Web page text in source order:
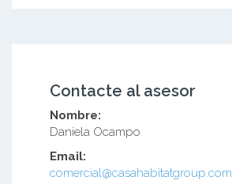
Contacte al asesor
Nombre:
Daniela Ocampo
Email:
comercial@casahabitatgroup.com